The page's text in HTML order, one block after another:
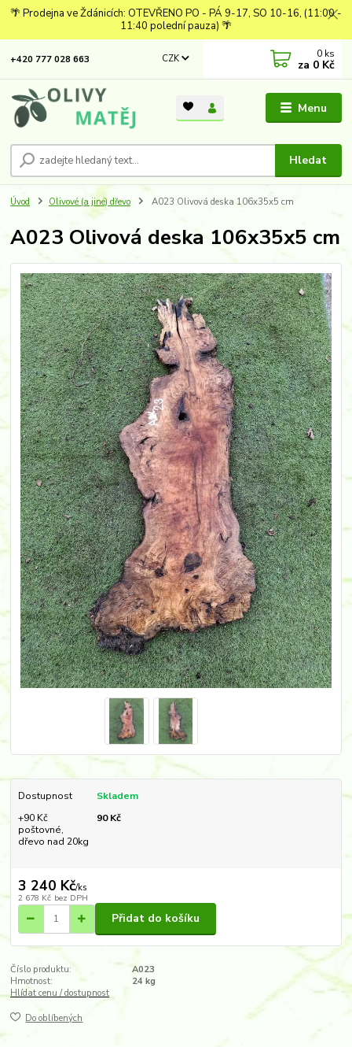
🌴 Prodejna ve Ždánicích: OTEVŘENO PO - PÁ 9-17, SO 10-16, (11:00 -
11:40 polední pauza) 🌴
Menu
CZK
Hledat
+420 777 028 663 0 ks
za 0 Kč
Úvod Olivové (a jiné) dřevo A023 Olivová deska 106x35x5 cm
A023 Olivová deska 106x35x5 cm
Dostupnost
Skladem
+90 Kč
poštovné,
dřevo nad 20kg
90 Kč
3 240 Kč/ks
2 678 Kč bez DPH
Přidat do košíku
Číslo produktu:
A023
Hmotnost:
24 kg
Hlídat cenu / dostupnost
Do oblíbených